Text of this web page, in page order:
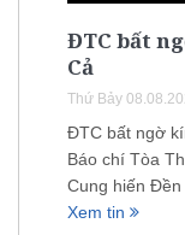
ĐTC bất
Cả
Thứ Bảy
ĐTC bất ngờ
Báo chí Tòa
Cung hiến
Xem tin